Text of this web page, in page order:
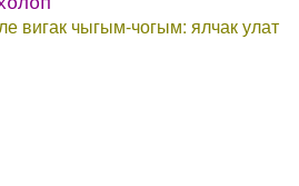
вигак чыгым-чогым: ялчак улат